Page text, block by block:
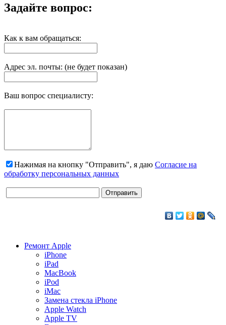
Задайте вопрос:
Как к вам обращаться:
Адрес эл. почты: (не будет показан)
Ваш вопрос специалисту:
Нажимая на кнопку "Отправить", я даю Согласие на
обработку персональных данных
Ремонт Apple
iPhone
iPad
MacBook
iPod
iMac
Замена стекла iPhone
Apple Watch
Apple TV